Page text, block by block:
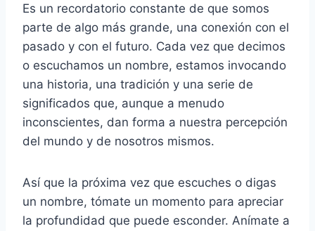
Es un recordatorio constante de que somos
parte de algo más grande, una conexión con el
pasado y con el futuro. Cada vez que decimos
o escuchamos un nombre, estamos invocando
una historia, una tradición y una serie de
significados que, aunque a menudo
inconscientes, dan forma a nuestra percepción
del mundo y de nosotros mismos.
Así que la próxima vez que escuches o digas
un nombre, tómate un momento para apreciar
la profundidad que puede esconder. Anímate a